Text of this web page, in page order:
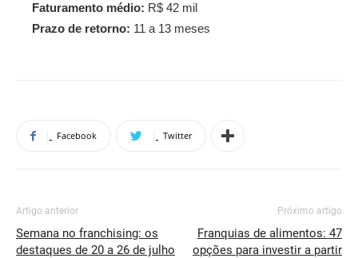
Faturamento médio: R$ 42 mil
Prazo de retorno: 11 a 13 meses
Facebook Twitter
Artigo anterior
Semana no franchising: os
destaques de 20 a 26 de julho
Próximo artigo
Franquias de alimentos: 47
opções para investir a partir